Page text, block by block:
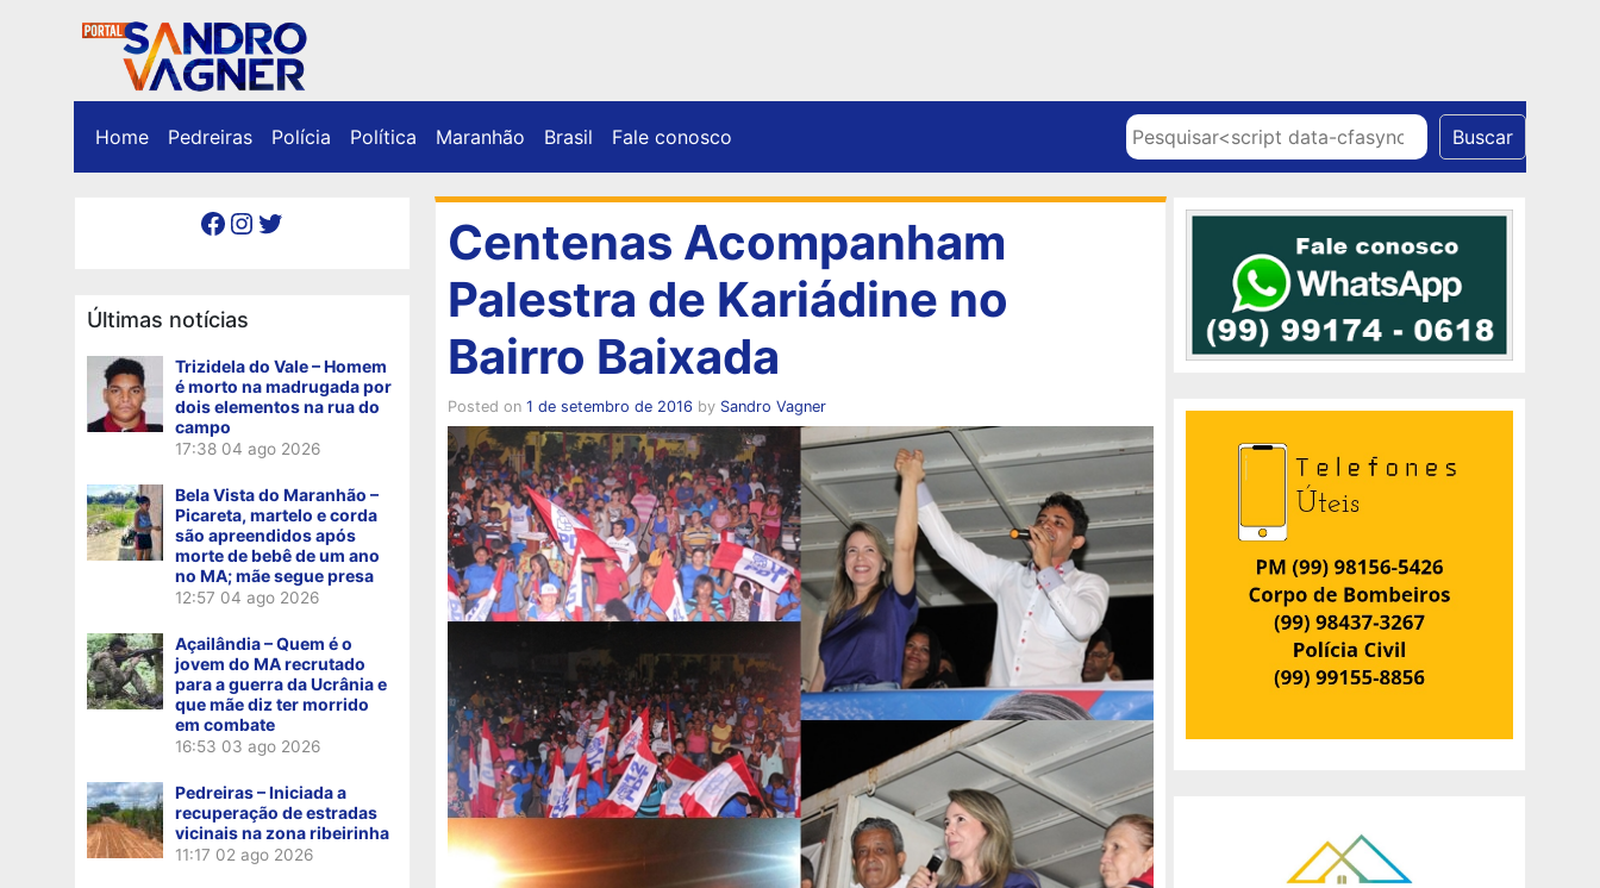
Home Pedreiras Polícia Política Maranhão Brasil Fale conosco Pesquisar Buscar
Facebook Instagram Twitter
Últimas notícias
Trizidela do Vale – Homem
é morto na madrugada por
dois elementos na rua do
campo
17:38 04 ago 2026
Bela Vista do Maranhão –
Picareta, martelo e corda
são apreendidos após
morte de bebê de um ano
no MA; mãe segue presa
12:57 04 ago 2026
Açailândia – Quem é o
jovem do MA recrutado
para a guerra da Ucrânia e
que mãe diz ter morrido
em combate
16:53 03 ago 2026
Pedreiras – Iniciada a
recuperação de estradas
vicinais na zona ribeirinha
11:17 02 ago 2026
Centenas Acompanham
Palestra de Kariádine no
Bairro Baixada
Posted on 1 de setembro de 2016 by Sandro Vagner